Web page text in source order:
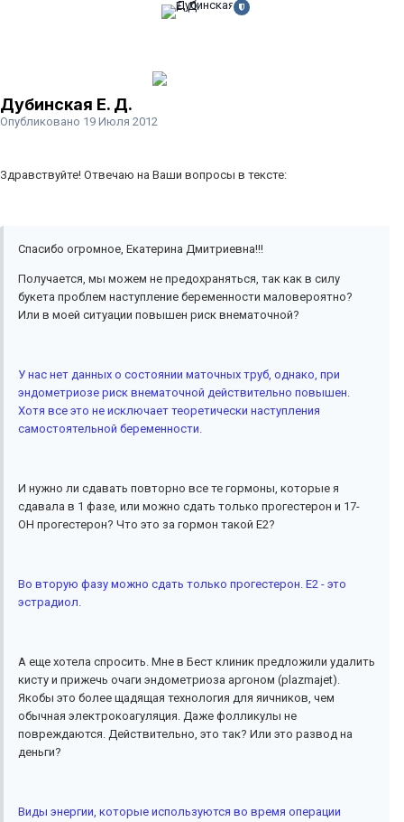
Дубинская Е. Д.
Опубликовано 19 Июля 2012
Здравствуйте! Отвечаю на Ваши вопросы в тексте:
Спасибо огромное, Екатерина Дмитриевна!!!
Получается, мы можем не предохраняться, так как в силу
букета проблем наступление беременности маловероятно?
Или в моей ситуации повышен риск внематочной?
У нас нет данных о состоянии маточных труб, однако, при
эндометриозе риск внематочной действительно повышен.
Хотя все это не исключает теоретически наступления
самостоятельной беременности.
И нужно ли сдавать повторно все те гормоны, которые я
сдавала в 1 фазе, или можно сдать только прогестерон и 17-
ОН прогестерон? Что это за гормон такой Е2?
Во вторую фазу можно сдать только прогестерон. Е2 - это
эстрадиол.
А еще хотела спросить. Мне в Бест клиник предложили удалить
кисту и прижечь очаги эндометриоза аргоном (plazmajet).
Якобы это более щадящая технология для яичников, чем
обычная электрокоагуляция. Даже фолликулы не
повреждаются. Действительно, это так? Или это развод на
деньги?
Виды энергии, которые используются во время операции